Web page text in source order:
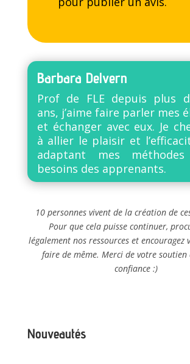
Barbara Delvern
Prof de FLE depuis plus
ans, j’aime faire parler mes
et échanger avec eux. Je
à allier le plaisir et
adaptant mes
besoins des apprenants.
10 personnes vivent de la création de
Pour que cela puisse continuer,
légalement nos ressources et encouragez
faire de même. Merci de votre soutien
confiance :)
Nouveautés